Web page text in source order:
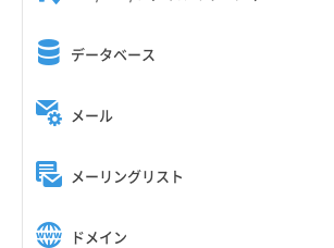
データベース
メール
メーリングリスト
ドメイン